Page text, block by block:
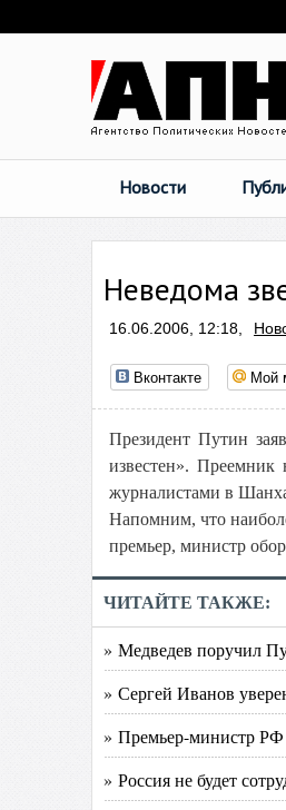
Новости
Неведома
16.06.2006, 12:18,
Вконтакте Мой
Президент Путин
известен». Преемник
журналистами в
Напомним, что
премьер, министр
ЧИТАЙТЕ ТАКЖЕ:
» Медведев поручил
» Сергей Иванов
» Премьер-министр РФ
» Россия не будет